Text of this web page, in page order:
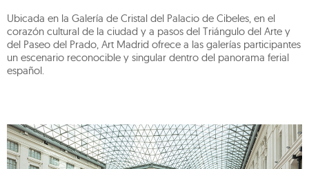
Ubicada en la Galería de Cristal del Palacio de Cibeles, en el
corazón cultural de la ciudad y a pasos del Triángulo del Arte y
del Paseo del Prado, Art Madrid ofrece a las galerías participantes
un escenario reconocible y singular dentro del panorama ferial
español.